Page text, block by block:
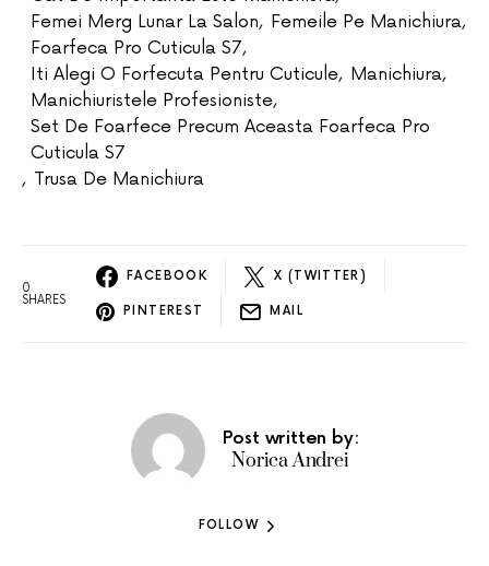
Femei Merg Lunar La Salon, Femeile Pe Manichiura,
Foarfeca Pro Cuticula S7,
Iti Alegi O Forfecuta Pentru Cuticule, Manichiura,
Manichiuristele Profesioniste,
Set De Foarfece Precum Aceasta Foarfeca Pro
Cuticula S7
, Trusa De Manichiura
0
SHARES
FACEBOOK X (TWITTER)
PINTEREST MAIL
Post written by:
Norica Andrei
FOLLOW